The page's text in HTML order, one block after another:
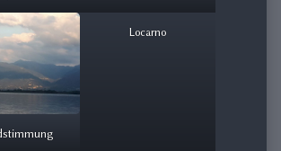
Locarno